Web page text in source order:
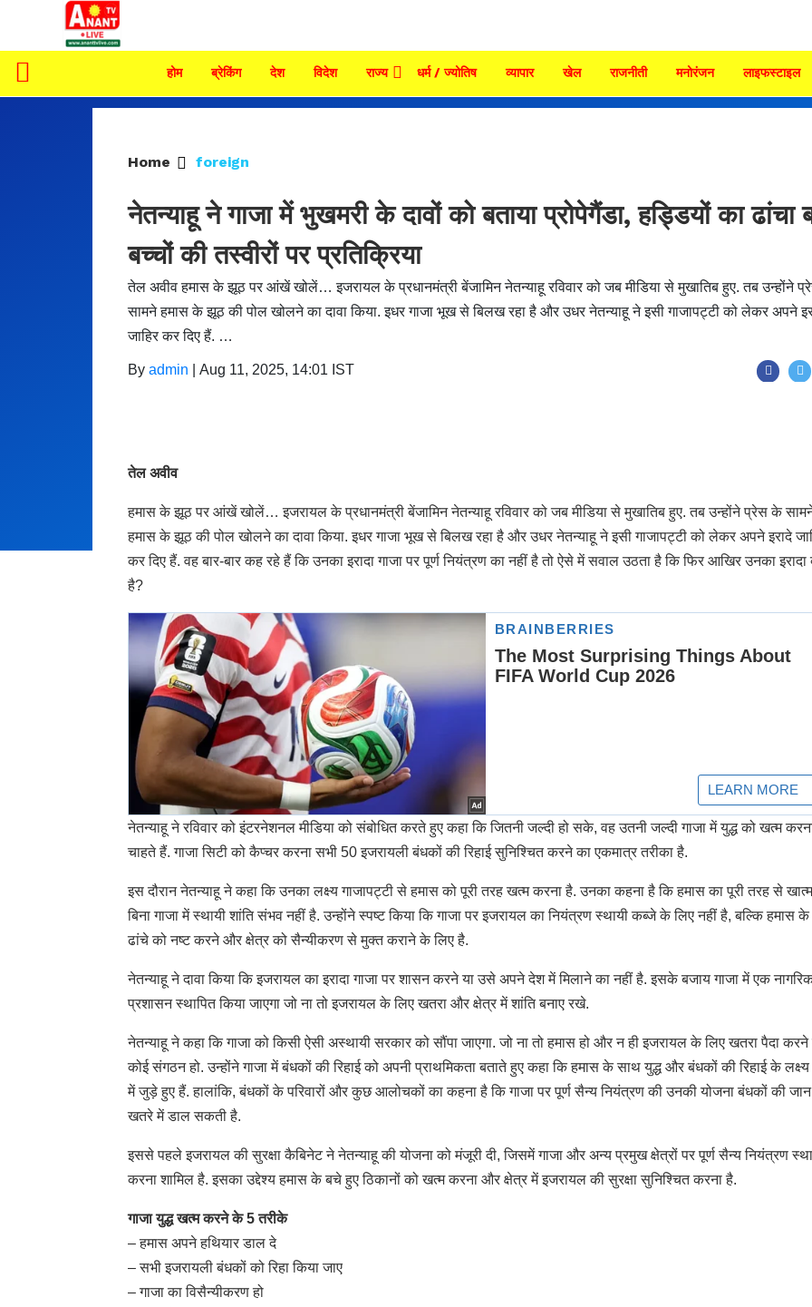
होम ब्रेकिंग देश विदेश राज्य धर्म / ज्योतिष व्यापार खेल राजनीती मनोरंजन लाइफस्टाइल
Home foreign
नेतन्याहू ने गाजा में भुखमरी के दावों को बताया प्रोपेगैंडा, हड्डियों का ढांचा
बच्चों की तस्वीरों पर प्रतिक्रिया
तेल अवीव हमास के झूठ पर आंखें खोलें… इजरायल के प्रधानमंत्री बेंजामिन नेतन्याहू रविवार को जब मीडिया से मुखातिब हुए. तब उन्होंने
सामने हमास के झूठ की पोल खोलने का दावा किया. इधर गाजा भूख से बिलख रहा है और उधर नेतन्याहू ने इसी गाजापट्टी को लेकर अपने
जाहिर कर दिए हैं. …
By admin Aug 11, 2025, 14:01 IST
तेल अवीव
हमास के झूठ पर आंखें खोलें… इजरायल के प्रधानमंत्री बेंजामिन नेतन्याहू रविवार को जब मीडिया से मुखातिब हुए. तब उन्होंने प्रेस के
हमास के झूठ की पोल खोलने का दावा किया. इधर गाजा भूख से बिलख रहा है और उधर नेतन्याहू ने इसी गाजापट्टी को लेकर अपने इरादे
कर दिए हैं. वह बार-बार कह रहे हैं कि उनका इरादा गाजा पर पूर्ण नियंत्रण का नहीं है तो ऐसे में सवाल उठता है कि फिर आखिर उनका इरादा
है?
नेतन्याहू ने रविवार को इंटरनेशनल मीडिया को संबोधित करते हुए कहा कि जितनी जल्दी हो सके, वह उतनी जल्दी गाजा में युद्ध को खत्म
चाहते हैं. गाजा सिटी को कैप्चर करना सभी 50 इजरायली बंधकों की रिहाई सुनिश्चित करने का एकमात्र तरीका है.
इस दौरान नेतन्याहू ने कहा कि उनका लक्ष्य गाजापट्टी से हमास को पूरी तरह खत्म करना है. उनका कहना है कि हमास का पूरी तरह से
बिना गाजा में स्थायी शांति संभव नहीं है. उन्होंने स्पष्ट किया कि गाजा पर इजरायल का नियंत्रण स्थायी कब्जे के लिए नहीं है, बल्कि हमास
ढांचे को नष्ट करने और क्षेत्र को सैन्यीकरण से मुक्त कराने के लिए है.
नेतन्याहू ने दावा किया कि इजरायल का इरादा गाजा पर शासन करने या उसे अपने देश में मिलाने का नहीं है. इसके बजाय गाजा में एक
प्रशासन स्थापित किया जाएगा जो ना तो इजरायल के लिए खतरा और क्षेत्र में शांति बनाए रखे.
नेतन्याहू ने कहा कि गाजा को किसी ऐसी अस्थायी सरकार को सौंपा जाएगा. जो ना तो हमास हो और न ही इजरायल के लिए खतरा पैदा करने
कोई संगठन हो. उन्होंने गाजा में बंधकों की रिहाई को अपनी प्राथमिकता बताते हुए कहा कि हमास के साथ युद्ध और बंधकों की रिहाई के
में जुड़े हुए हैं. हालांकि, बंधकों के परिवारों और कुछ आलोचकों का कहना है कि गाजा पर पूर्ण सैन्य नियंत्रण की उनकी योजना बंधकों की
खतरे में डाल सकती है.
इससे पहले इजरायल की सुरक्षा कैबिनेट ने नेतन्याहू की योजना को मंजूरी दी, जिसमें गाजा और अन्य प्रमुख क्षेत्रों पर पूर्ण सैन्य नियंत्रण
करना शामिल है. इसका उद्देश्य हमास के बचे हुए ठिकानों को खत्म करना और क्षेत्र में इजरायल की सुरक्षा सुनिश्चित करना है.
गाजा युद्ध खत्म करने के 5 तरीके
– हमास अपने हथियार डाल दे
– सभी इजरायली बंधकों को रिहा किया जाए
– गाजा का विसैन्यीकरण हो